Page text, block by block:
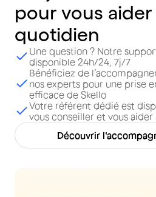
pour vous aider
quotidien
Une question ? Notre
disponible 24h/24, 7j/7
Bénéficiez de
nos experts pour une prise
efficace de Skello
Votre référent dédié est
vous conseiller et vous
Découvrir